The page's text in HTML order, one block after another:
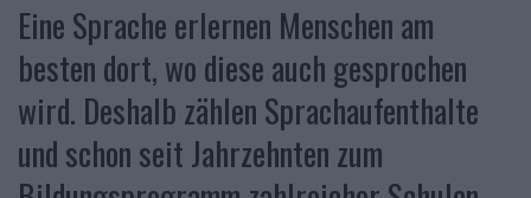
Eine Sprache erlernen Menschen am
besten dort, wo diese auch gesprochen
wird. Deshalb zählen Sprachaufenthalte
und schon seit Jahrzehnten zum